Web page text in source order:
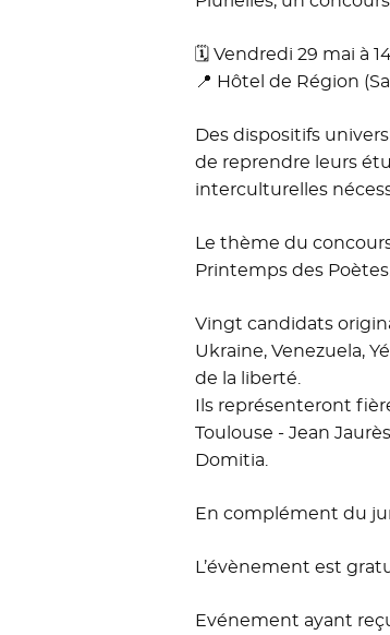
🗓️ Vendredi 29 mai à
📍 Hôtel de Région
Des dispositifs
de reprendre leurs
interculturelles
Le thème du
Printemps des
Vingt candidats
Ukraine, Venezuela,
de la liberté.
Ils représenteront
Toulouse - Jean
Domitia.
En complément du
L’évènement est
Evénement ayant